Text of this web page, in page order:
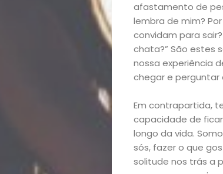
Início
Academia
Beleza
Bora
lá!
afastamento de
lembra de mim?
convidam para
chata?” São estes
nossa experiência
chegar e
Em contrapartida,
capacidade de
longo da vida.
sós, fazer o que
solitude nos trás a